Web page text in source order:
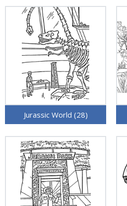
Jurassic World (28)